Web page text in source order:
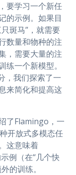
要学习一个新任
的示例。如果目
斑马”，就需要
数量和物种的注
，需要大量的注
一个新模型。
，我们探索了一
来简化和提高这
了Flamingo，一
开放式多模态任
这意味着
例（在“几个快
的训练。